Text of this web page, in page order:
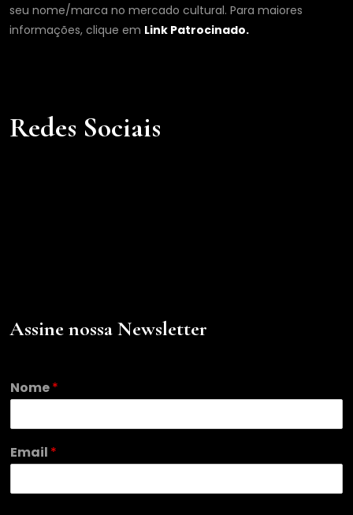
seu nome/marca no mercado cultural. Para maiores
informações, clique em Link Patrocinado.
Redes Sociais
Assine nossa Newsletter
Nome*
*
E
a
Email *